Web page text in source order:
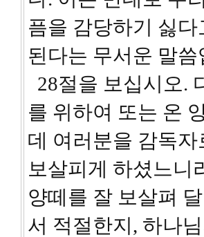
픔을 감당하기 싫
된다는 무서운 말씀
28절을 보십시오.
를 위하여 또는 온
데 여러분을 감독
보살피게 하셨느니
양떼를 잘 보살펴
서 적절한지, 하나